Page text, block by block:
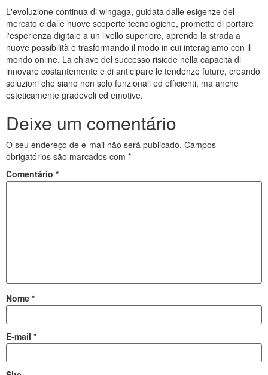
L'evoluzione continua di wingaga, guidata dalle esigenze del
mercato e dalle nuove scoperte tecnologiche, promette di portare
l'esperienza digitale a un livello superiore, aprendo la strada a
nuove possibilità e trasformando il modo in cui interagiamo con il
mondo online. La chiave del successo risiede nella capacità di
innovare costantemente e di anticipare le tendenze future, creando
soluzioni che siano non solo funzionali ed efficienti, ma anche
esteticamente gradevoli ed emotive.
Deixe um comentário
O seu endereço de e-mail não será publicado. Campos
obrigatórios são marcados com *
Comentário *
Nome *
E-mail *